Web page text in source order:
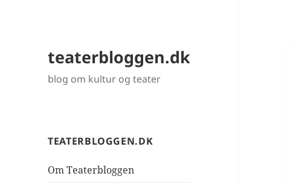
teaterbloggen.dk
blog om kultur og teater
TEATERBLOGGEN.DK
Om Teaterbloggen